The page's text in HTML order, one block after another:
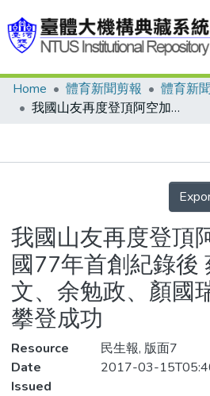
Communities & Collections
Statistics
Home 體育新聞剪報
體育新
我國山友再度登頂阿空加瓜 繼民國77年首創紀錄後 蔡楓彬、林啟文、余勉政、顏國瑞等四名山友攀登成功
Details
我國山友再度登頂
國77年首創紀錄後
文、余勉政、顏國
攀登成功
Resource
民生報, 版面7
Date
Issued
2017-03-